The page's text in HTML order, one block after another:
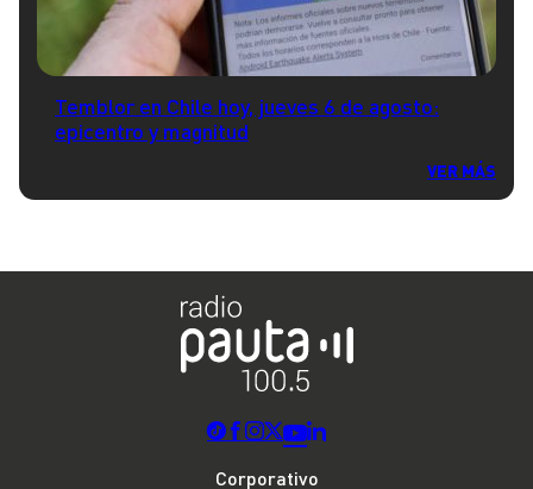
Temblor en Chile hoy, jueves 6 de agosto:
epicentro y magnitud
VER MÁS
Corporativo